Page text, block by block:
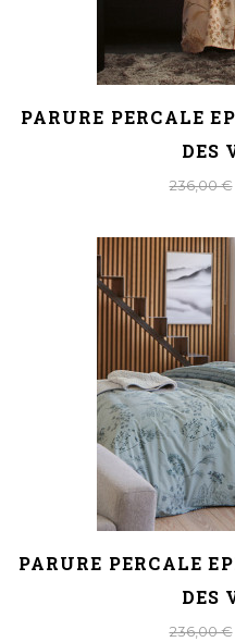
PARURE PERCALE
DES
236,00 €
PARURE PERCALE
DES
236,00 €